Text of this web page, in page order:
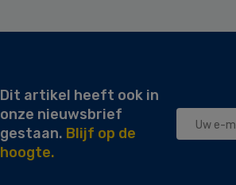
Dit artikel heeft ook in
onze nieuwsbrief
gestaan. Blijf op de
hoogte.